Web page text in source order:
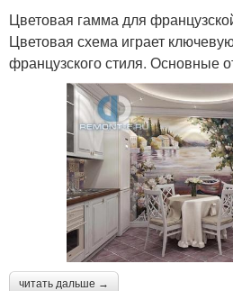
Цветовая гамма для
Цветовая схема играет
французского стиля. Основные
читать дальше →